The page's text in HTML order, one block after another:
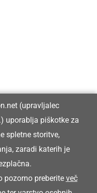
(upravljalec
uporablja piškotke za
spletne storitve,
zaradi katerih je
pozorno preberite več